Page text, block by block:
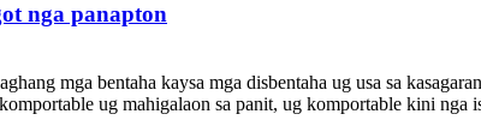
nga panapton
mga bentaha kaysa mga disbentaha ug usa sa
ug mahigalaon sa panit, ug komportable kini nga